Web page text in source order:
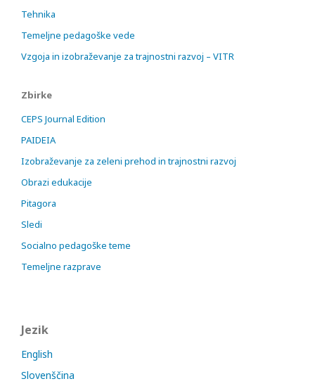
Tehnika
Temeljne pedagoške vede
Vzgoja in izobraževanje za trajnostni razvoj – VITR
Zbirke
CEPS Journal Edition
PAIDEIA
Izobraževanje za zeleni prehod in trajnostni razvoj
Obrazi edukacije
Pitagora
Sledi
Socialno pedagoške teme
Temeljne razprave
Jezik
English
Slovenščina